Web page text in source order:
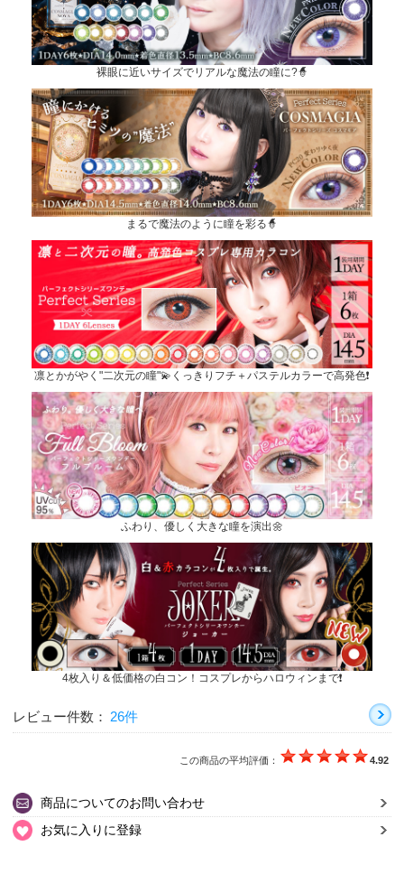
裸眼に近いサイズでリアルな魔法の瞳に?🧙
まるで魔法のように瞳を彩る🧙
凛とかがやく"二次元の瞳"💫くっきりフチ＋パステルカラーで高発色❗
ふわり、優しく大きな瞳を演出🌼
4枚入り＆低価格の白コン！コスプレからハロウィンまで❗
レビュー件数： 26件
この商品の平均評価： 4.92
商品についてのお問い合わせ
お気に入りに登録